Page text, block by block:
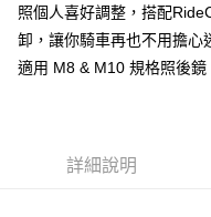
付款後全家取貨
每筆NT$90
付款後7-11取貨
照個人喜好調整，搭配
卸，讓你騎車再也不用擔心
適用 M8 & M10 規格照後鏡
詳細說明